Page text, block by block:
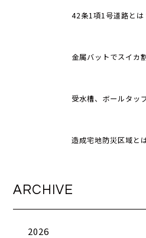
42条1項1号道路とは
金属バットでスイカ
受水槽、ボールタッ
造成宅地防災区域と
ARCHIVE
2026